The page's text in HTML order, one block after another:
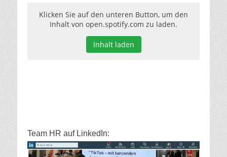
Klicken Sie auf den unteren Button, um den
Inhalt von open.spotify.com zu laden.
Inhalt laden
Team HR auf LinkedIn: